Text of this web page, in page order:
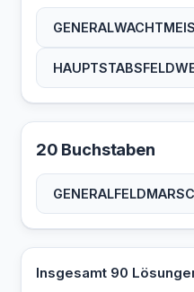
20 Buchstaben
Insgesamt 90